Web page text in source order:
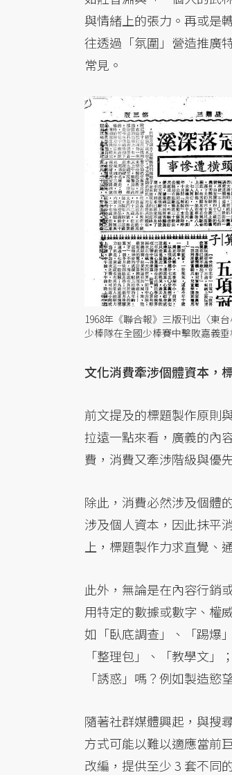
與情緒上的張力。再或是
往透過「氛圍」營造推廣
常見。
1968年《聯合報》三版刊出〈東
少棒隊在全國少棒賽中擊敗嘉義
文化消費牽涉個體資本，
前文提及的標題製作原則
拉遠一點來看，廣義的內
費，消費又牽涉階級與優
除此，消費必然涉及個體
涉及個人資本，因此抹平
上，標題製作力求直覺、
此外，無論是在內容行銷
用特定的數據或數字、權
如「臥底調查」、「踢爆
「整理包」、「教學文
「誘惑」嗎？例如製造慾
隨著社群媒體興起，與搜
方式可能以難以適應當前
改編，提供至少 3 套不同